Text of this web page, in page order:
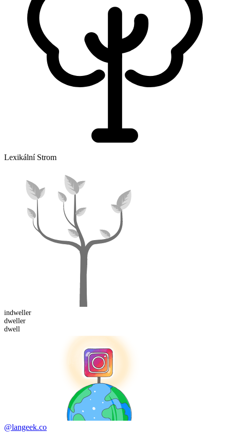
Lexikální Strom
indweller
dweller
dwell
@langeek.co